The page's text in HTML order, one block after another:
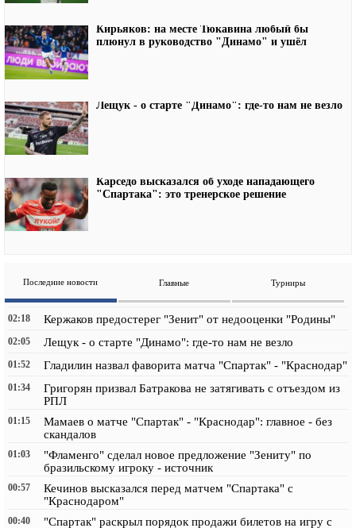
Кирьяков: на месте Тюкавина любый бы
плюнул в руководство "Динамо" и ушёл
Лещук - о старте "Динамо": где-то нам не везло
Карседо высказался об уходе нападающего
"Спартака": это тренерское решение
Последние новости Главные Турниры
02:18 Кержаков предостерег "Зенит" от недооценки "Родины"
02:05 Лещук - о старте "Динамо": где-то нам не везло
01:52 Гладилин назвал фаворита матча "Спартак" - "Краснодар"
01:34
Григорян призвал Батракова не затягивать с отъездом из
РПЛ
01:15
Мамаев о матче "Спартак" - "Краснодар": главное - без
скандалов
01:03
"Фламенго" сделал новое предложение "Зениту" по
бразильскому игроку - источник
00:57
Кечинов высказался перед матчем "Спартака" с
"Краснодаром"
00:40
"Спартак" раскрыл порядок продажи билетов на игру с